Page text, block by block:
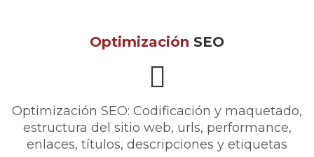
Optimización SEO
Optimización SEO: Codificación y maquetado,
estructura del sitio web, urls, performance,
enlaces, títulos, descripciones y etiquetas